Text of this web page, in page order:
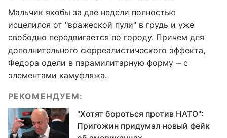
Мальчик якобы за две недели полностью
исцелился от "вражеской пули" в грудь и уже
свободно передвигается по городу. Причем для
дополнительного сюрреалистического эффекта,
Федора одели в парамилитарную форму ‒ с
элементами камуфляжа.
РЕКОМЕНДУЕМ:
"Хотят бороться против НАТО":
Пригожин придумал новый фейк